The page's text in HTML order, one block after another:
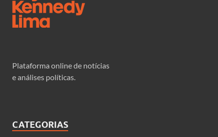
Plataforma online de notícias
e análises políticas.
CATEGORIAS